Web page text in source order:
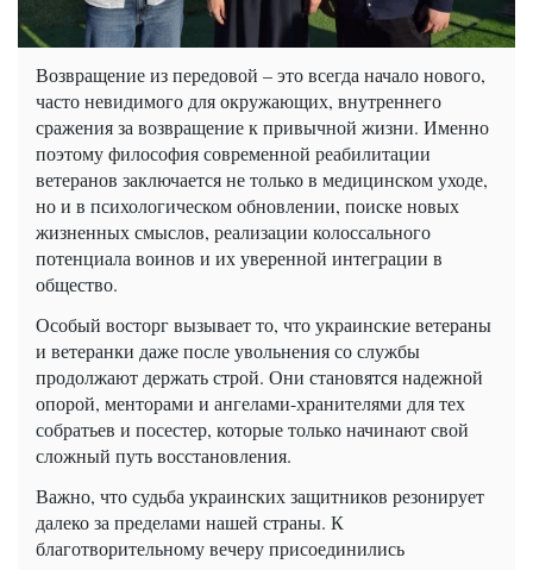
Возвращение из передовой – это всегда начало нового,
часто невидимого для окружающих, внутреннего
сражения за возвращение к привычной жизни. Именно
поэтому философия современной реабилитации
ветеранов заключается не только в медицинском уходе,
но и в психологическом обновлении, поиске новых
жизненных смыслов, реализации колоссального
потенциала воинов и их уверенной интеграции в
общество.
Особый восторг вызывает то, что украинские ветераны
и ветеранки даже после увольнения со службы
продолжают держать строй. Они становятся надежной
опорой, менторами и ангелами-хранителями для тех
собратьев и посестер, которые только начинают свой
сложный путь восстановления.
Важно, что судьба украинских защитников резонирует
далеко за пределами нашей страны. К
благотворительному вечеру присоединились